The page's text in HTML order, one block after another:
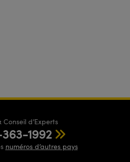
Conseil d’Experts
1992
numéros d’autres pays